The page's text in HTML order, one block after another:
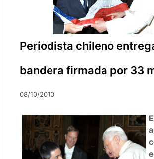
Periodista chileno
bandera firmada por 33
08/10/2010